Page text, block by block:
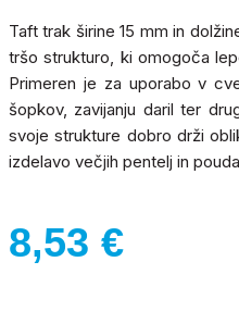
Taft trak širine 15 mm in
tršo strukturo, ki omogoča
Primeren je za uporabo v
šopkov, zavijanju daril ter
svoje strukture dobro drži
izdelavo večjih pentelj in
8,53 €